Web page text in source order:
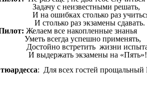
с неизвестными решать,
на ошибках столько раз
столько раз экзамены сдавать.
Желаем все накопленные знанья
всегда успешно применять,
встретить жизни
выдержать экзамены на «Пять»!
: Для всех гостей прощальный